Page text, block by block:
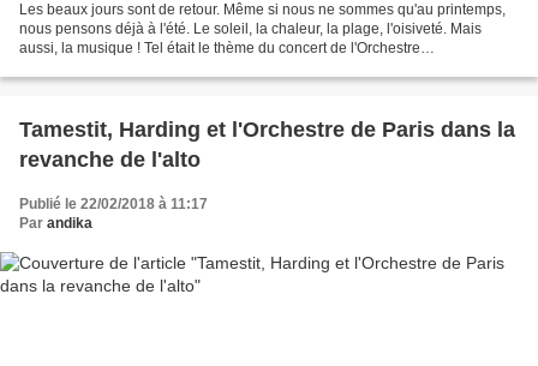
Les beaux jours sont de retour. Même si nous ne sommes qu'au printemps,
nous pensons déjà à l'été. Le soleil, la chaleur, la plage, l'oisiveté. Mais
aussi, la musique ! Tel était le thème du concert de l'Orchestre
Tamestit, Harding et l'Orchestre de Paris dans la
revanche de l'alto
Publié le 22/02/2018 à 11:17
Par andika